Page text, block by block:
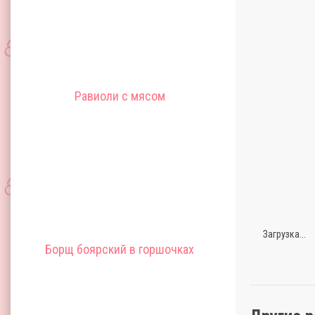
Равиоли с мясом
Борщ боярский в горшочках
Загрузка...